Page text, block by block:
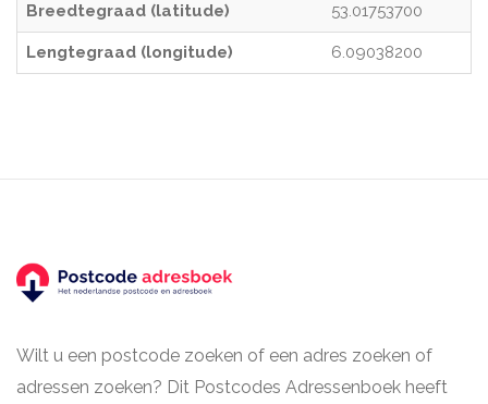
Breedtegraad (latitude) 53.01753700
Lengtegraad (longitude) 6.09038200
Wilt u een postcode zoeken of een adres zoeken of
adressen zoeken? Dit Postcodes Adressenboek heeft